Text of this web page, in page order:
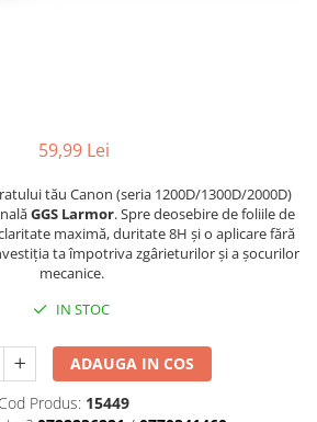
video
59,99 Lei
tău Canon (seria 1200D/1300D/2000D)
GGS Larmor. Spre deosebire de foliile de
maximă, duritate 8H și o aplicare fără
ta împotriva zgârieturilor și a șocurilor
mecanice.
IN STOC
ADAUGA IN COS
Cod Produs: 15449